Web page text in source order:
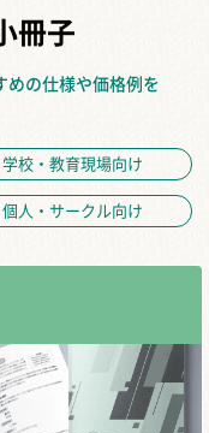
冊子
めの仕様や価格例を
学校・教育現場向け
個人・サークル向け